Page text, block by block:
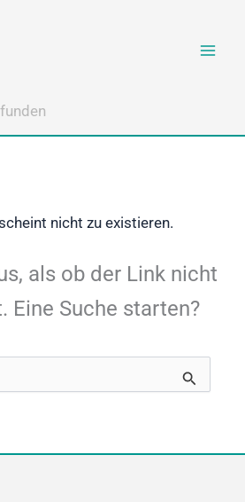
nicht zu existieren.
als ob der Link nicht
Eine Suche starten?